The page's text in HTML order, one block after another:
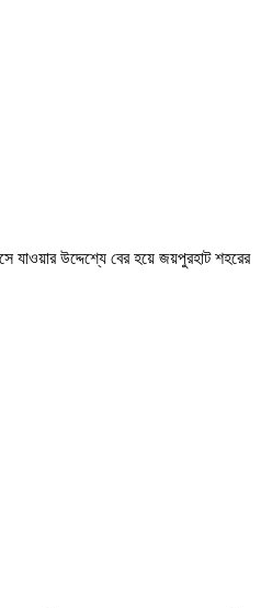
যাওয়ার উদ্দেশ্যে বের হয়ে জয়পুরহাট শহরের